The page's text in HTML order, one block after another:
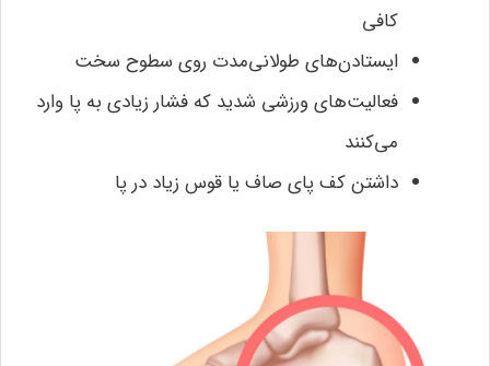
کافی
ایستادن‌های طولانی‌مدت روی سطوح سخت
فعالیت‌های ورزشی شدید که فشار زیادی به پا وارد
می‌کنند
داشتن کف پای صاف یا قوس زیاد در پا